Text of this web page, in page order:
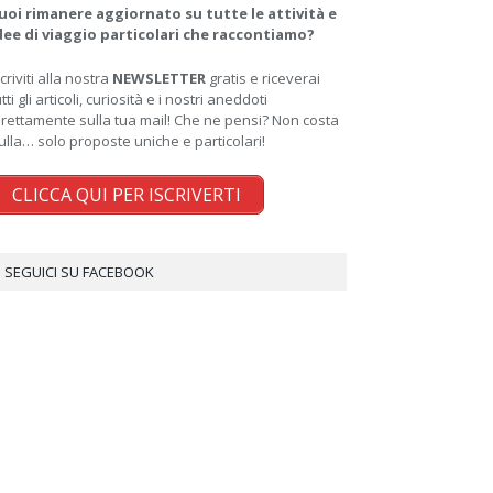
rimanere aggiornato su tutte le attività e
di viaggio particolari che raccontiamo?
alla nostra NEWSLETTER gratis e riceverai
gli articoli, curiosità e i nostri aneddoti
sulla tua mail! Che ne pensi? Non costa
solo proposte uniche e particolari!
CLICCA QUI PER ISCRIVERTI
SEGUICI SU FACEBOOK